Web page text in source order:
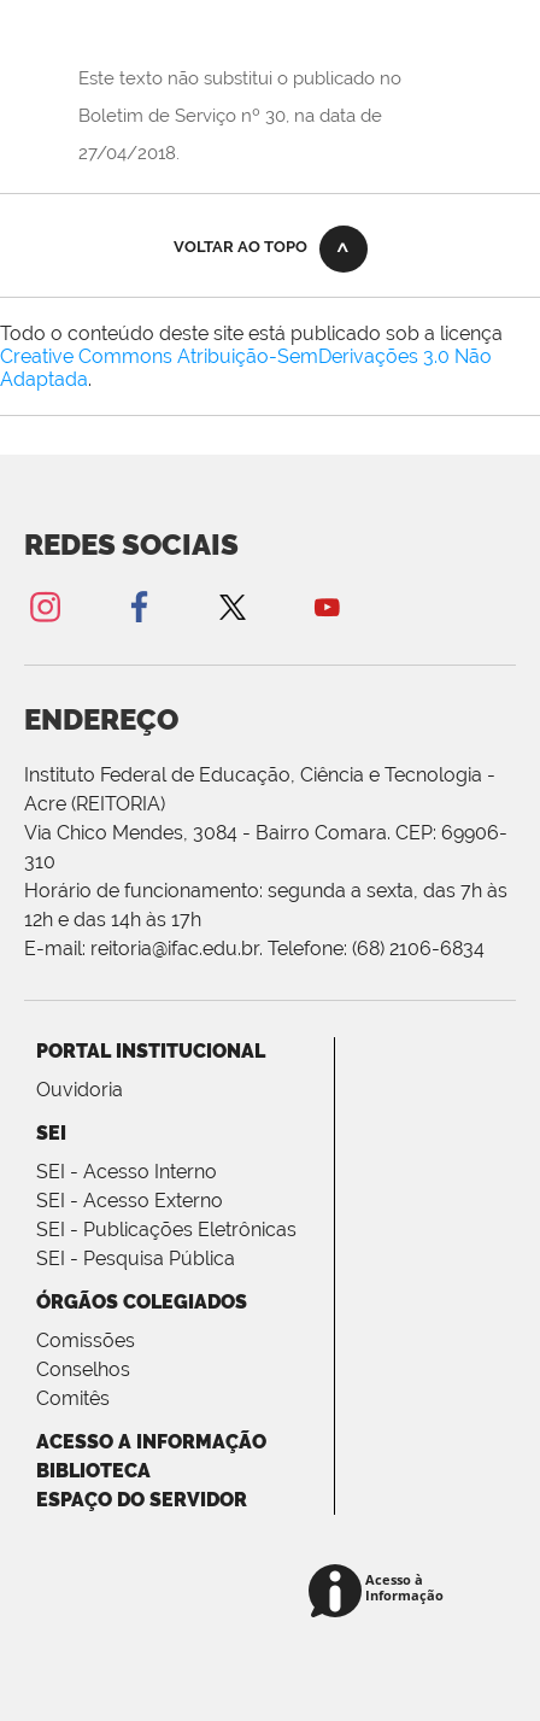
Este texto não substitui o publicado no
Boletim de Serviço nº 30, na data de
27/04/2018.
VOLTAR AO TOPO
Todo o conteúdo deste site está publicado sob a licença
Creative Commons Atribuição-SemDerivações 3.0 Não
Adaptada.
REDES SOCIAIS
ENDEREÇO
Instituto Federal de Educação, Ciência e Tecnologia -
Acre (REITORIA)
Via Chico Mendes, 3084 - Bairro Comara. CEP: 69906-
310
Horário de funcionamento: segunda a sexta, das 7h às
12h e das 14h às 17h
E-mail: reitoria@ifac.edu.br. Telefone: (68) 2106-6834
PORTAL INSTITUCIONAL
Ouvidoria
SEI
SEI - Acesso Interno
SEI - Acesso Externo
SEI - Publicações Eletrônicas
SEI - Pesquisa Pública
ÓRGÃOS COLEGIADOS
Comissões
Conselhos
Comitês
ACESSO A INFORMAÇÃO
BIBLIOTECA
ESPAÇO DO SERVIDOR